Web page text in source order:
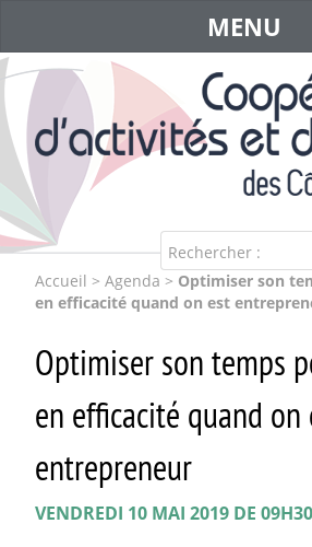
Rechercher :
MENU
Accueil > Agenda > Optimiser son
en efficacité quand on est
Optimiser son temps
en efficacité quand on
entrepreneur
VENDREDI 10 MAI 2019 DE